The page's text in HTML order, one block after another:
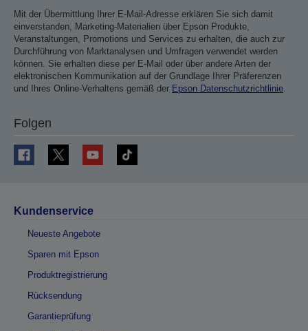
Mit der Übermittlung Ihrer E-Mail-Adresse erklären Sie sich damit
einverstanden, Marketing-Materialien über Epson Produkte,
Veranstaltungen, Promotions und Services zu erhalten, die auch zur
Durchführung von Marktanalysen und Umfragen verwendet werden
können. Sie erhalten diese per E-Mail oder über andere Arten der
elektronischen Kommunikation auf der Grundlage Ihrer Präferenzen
und Ihres Online-Verhaltens gemäß der Epson Datenschutzrichtlinie.
Folgen
Kundenservice
Neueste Angebote
Sparen mit Epson
Produktregistrierung
Rücksendung
Garantieprüfung